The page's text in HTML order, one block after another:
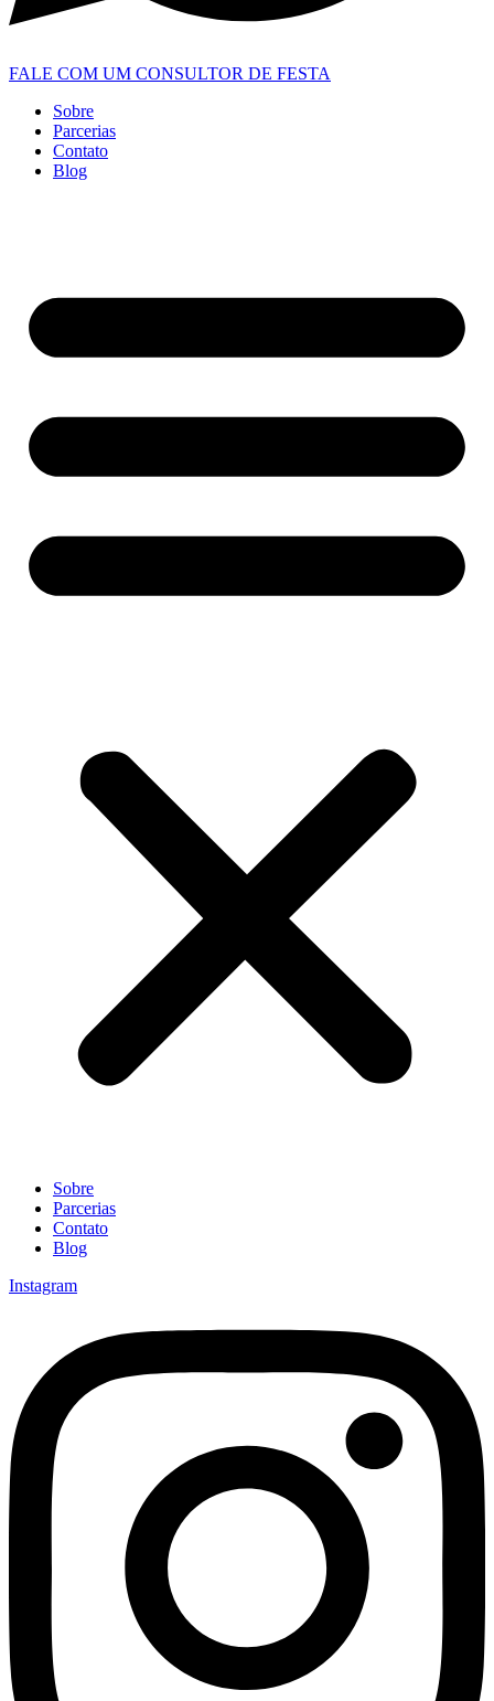
FALE COM UM CONSULTOR DE FESTA
Sobre
Parcerias
Contato
Blog
Sobre
Parcerias
Contato
Blog
Instagram